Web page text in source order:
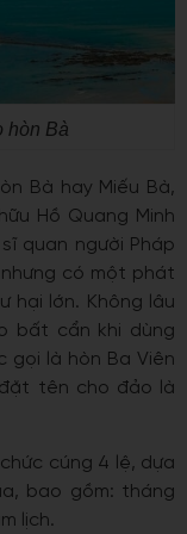
hòn Bà
Bà hay Miếu Bà,
Hồ Quang Minh
quan người Pháp
có một phát
hại lớn. Không lâu
bất cẩn khi dùng
gọi là hòn Ba Viên
tên cho đảo là
cúng 4 lệ, dựa
bao gồm: tháng
lịch.